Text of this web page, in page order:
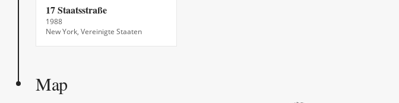
17 Staatsstraße
1988
New York, Vereinigte Staaten
Map